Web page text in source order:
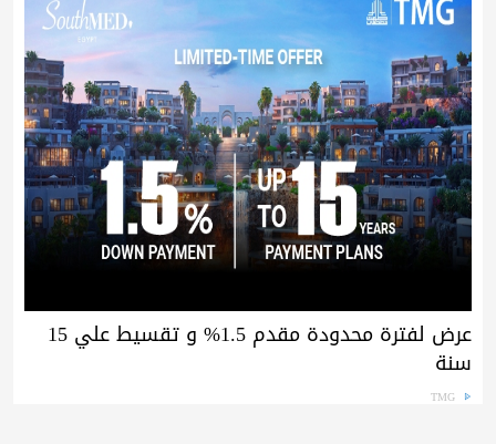
عرض لفترة محدودة مقدم 1.5% و تقسيط علي 15
سنة
TMG